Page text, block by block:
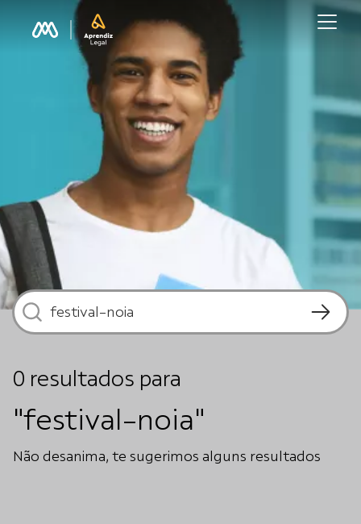
0 resultados para
"festival-noia"
Não desanima, te sugerimos alguns resultados